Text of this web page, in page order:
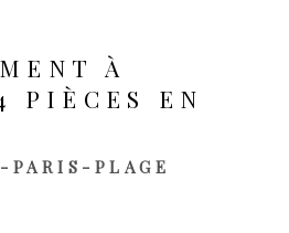
À
PIÈCES EN
PARIS-PLAGE